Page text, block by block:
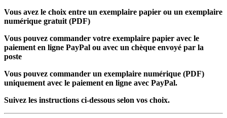
Vous avez le choix entre un exemplaire papier ou un exemplaire
numérique gratuit (PDF)
Vous pouvez commander votre exemplaire papier avec le
paiement en ligne PayPal ou avec un chèque envoyé par la
poste
Vous pouvez commander un exemplaire numérique (PDF)
uniquement avec le paiement en ligne avec PayPal.
Suivez les instructions ci-dessous selon vos choix.